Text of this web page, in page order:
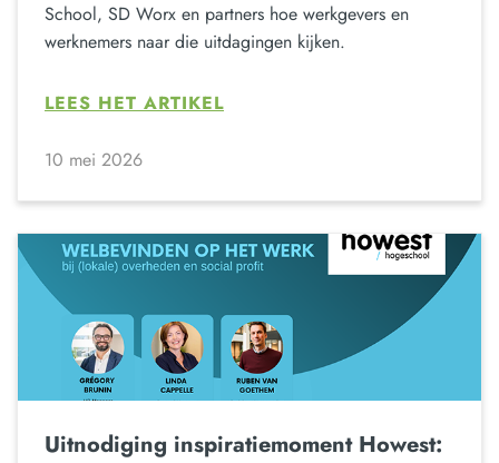
School, SD Worx en partners hoe werkgevers en
werknemers naar die uitdagingen kijken.
LEES HET ARTIKEL
10 mei 2026
Uitnodiging inspiratiemoment Howest: